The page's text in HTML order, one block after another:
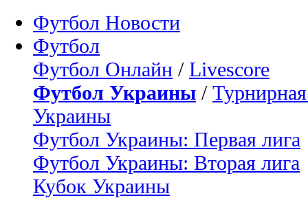
Футбол Новости
Футбол
Футбол Онлайн / Livescore
Футбол Украины /
Украины
Футбол Украины: Первая лига
Футбол Украины: Вторая лига
Кубок Украины